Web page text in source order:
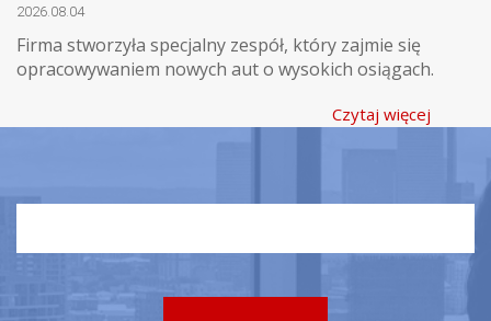
2026.08.04
Firma stworzyła specjalny zespół, który zajmie się
opracowywaniem nowych aut o wysokich osiągach.
Czytaj więcej